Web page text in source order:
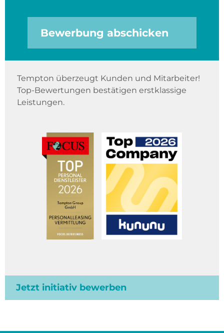
Bewerbung abschicken
Tempton überzeugt Kunden und Mitarbeiter!
Top-Bewertungen bestätigen erstklassige
Leistungen.
Jetzt initiativ bewerben